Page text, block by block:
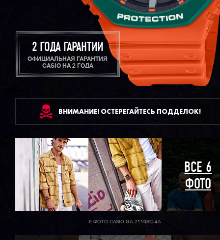
2 ГОДА ГАРАНТИИ
ОФИЦИАЛЬНАЯ ГАРАНТИЯ
CASIO НА 2 ГОДА
ВНИМАНИЕ! ОСТЕРЕГАЙТЕСЬ ПОДДЕЛОК!
ВСЕ 6
ФОТО
6 ФОТО CASIO GA-2110SC-4A